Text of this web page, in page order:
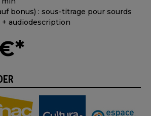
bonus) : sous-titrage pour sourds
audiodescription